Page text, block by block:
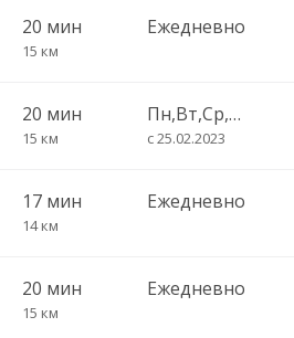
20 мин
15 км
Ежедневно
20 мин
15 км
Пн,Вт,Ср,Чт,Пт
с 25.02.2023
17 мин
14 км
Ежедневно
20 мин
15 км
Ежедневно